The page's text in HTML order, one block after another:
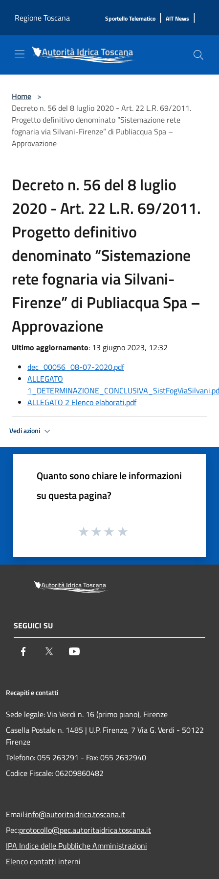
Regione Toscana
Sportello Telematico | AIT News |
Home >
Decreto n. 56 del 8 luglio 2020 - Art. 22 L.R. 69/2011.
Progetto definitivo denominato “Sistemazione rete
fognaria via Silvani-Firenze” di Publiacqua Spa –
Approvazione
Decreto n. 56 del 8 luglio
2020 - Art. 22 L.R. 69/2011.
Progetto definitivo
denominato “Sistemazione
rete fognaria via Silvani-
Firenze” di Publiacqua Spa –
Approvazione
Ultimo aggiornamento: 13 giugno 2023, 12:32
dec_00056_08-07-2020.pdf
ALLEGATO
ALLEGATO 2 Elenco elaborati.pdf
Vedi azioni
Quanto sono chiare le informazioni
su questa pagina?
SEGUICI SU
Facebook Twitter
Recapiti e contatti
Sede legale: Via Verdi n. 16 (primo piano), Firenze
Casella Postale n. 1485 | U.P. Firenze, 7 Via G. Verdi - 50122
Firenze
Telefono:055 263291 - Fax:055 2632940
Codice Fiscale: 06209860482
Email:info@autoritaidrica.toscana.it
Pec:protocollo@pec.autoritaidrica.toscana.it
IPA Indice delle Pubbliche Amministrazioni
Elenco contatti interni